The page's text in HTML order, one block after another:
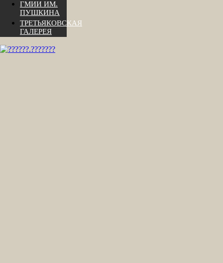
ГМИИ ИМ.
ПУШКИНА
ТРЕТЬЯКОВСКАЯ
ГАЛЕРЕЯ